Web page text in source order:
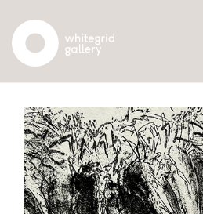
Whitegrid Logo